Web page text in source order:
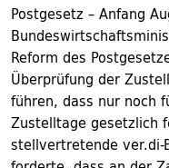
Postgesetz – Anfang
Reform des
Überprüfung der
führen, dass nur noch
Zustelltage gesetzlich
stellvertretende ver.di-